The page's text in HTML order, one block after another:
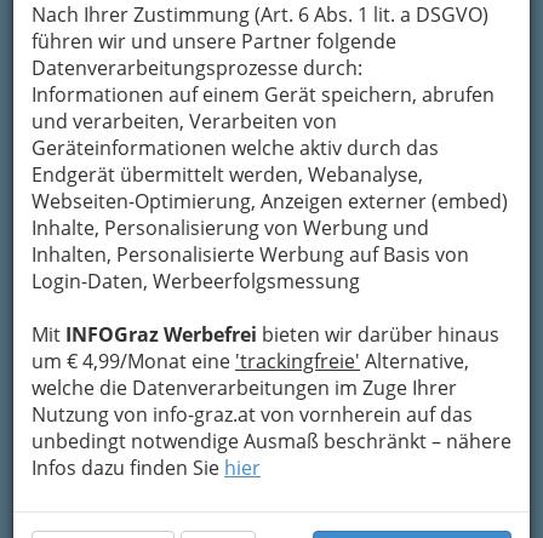
Nach Ihrer Zustimmung (Art. 6 Abs. 1 lit. a DSGVO)
führen wir und unsere Partner folgende
Datenverarbeitungsprozesse durch:
Informationen auf einem Gerät speichern, abrufen
und verarbeiten, Verarbeiten von
Geräteinformationen welche aktiv durch das
Endgerät übermittelt werden, Webanalyse,
Webseiten-Optimierung, Anzeigen externer (embed)
Inhalte, Personalisierung von Werbung und
Inhalten, Personalisierte Werbung auf Basis von
Login-Daten, Werbeerfolgsmessung
Mit INFOGraz Werbefrei bieten wir darüber hinaus
um € 4,99/Monat eine 'trackingfreie' Alternative,
welche die Datenverarbeitungen im Zuge Ihrer
Nutzung von info-graz.at von vornherein auf das
unbedingt notwendige Ausmaß beschränkt – nähere
Infos dazu finden Sie hier
Navigation
Werkzeughandel
Waffenhandel
Stahlwarenhandel
Stahlhandel
Sprengmittelhandel